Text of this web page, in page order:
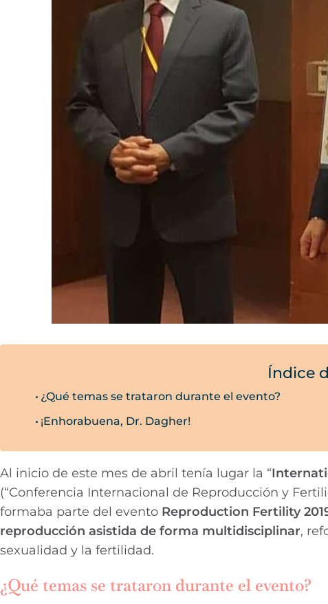
Índice
¿Qué temas se trataron durante el evento?
¡Enhorabuena, Dr. Dagher!
Al inicio de este mes de abril tenía lugar la “
(“Conferencia Internacional de Reproducción y
formaba parte del evento Reproduction Fertility
reproducción asistida de forma multidisciplinar,
sexualidad y la fertilidad.
¿Qué temas se trataron durante el evento?